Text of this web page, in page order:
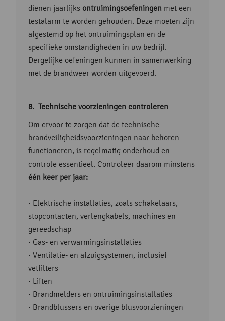
dienen jaarlijks ontruimingsoefeningen met een
testalarm te worden gehouden. Deze moeten zijn
afgestemd op het ontruimingsplan en de
specifieke omstandigheden in uw bedrijf.
Dergelijke oefeningen kunnen in samenwerking
met de brandweer worden uitgevoerd.
Technische voorzieningen controleren
Om ervoor te zorgen dat de technische
brandveiligheidsvoorzieningen naar behoren
functioneren, is regelmatig onderhoud en
controle essentieel. Controleer daarom minstens
één keer per jaar:
· Elektrische installaties, zoals schakelaars,
stopcontacten, verlengkabels, machines en
gereedschap
· Gas- en verwarmingsinstallaties
· Ventilatie- en afzuigsystemen, inclusief
vetfilters
· Liften
· Brandmelders en ontruimingsinstallaties
· Brandblussers en overige blusvoorzieningen